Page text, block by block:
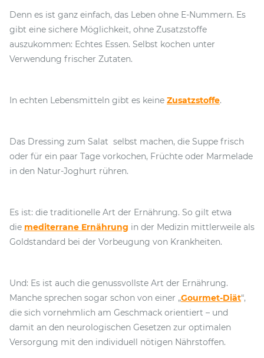
Denn es ist ganz einfach, das Leben ohne E-Nummern. Es
gibt eine sichere Möglichkeit, ohne Zusatzstoffe
auszukommen: Echtes Essen. Selbst kochen unter
Verwendung frischer Zutaten.
In echten Lebensmitteln gibt es keine Zusatzstoffe.
Das Dressing zum Salat selbst machen, die Suppe frisch
oder für ein paar Tage vorkochen, Früchte oder Marmelade
in den Natur-Joghurt rühren.
Es ist: die traditionelle Art der Ernährung. So gilt etwa
die mediterrane Ernährung in der Medizin mittlerweile als
Goldstandard bei der Vorbeugung von Krankheiten.
Und: Es ist auch die genussvollste Art der Ernährung.
Manche sprechen sogar schon von einer „Gourmet-Diät“,
die sich vornehmlich am Geschmack orientiert – und
damit an den neurologischen Gesetzen zur optimalen
Versorgung mit den individuell nötigen Nährstoffen.